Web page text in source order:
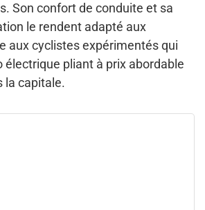
Son confort de conduite et sa
le rendent adapté aux
aux cyclistes expérimentésqui
électrique pliant à prix abordable
la capitale.